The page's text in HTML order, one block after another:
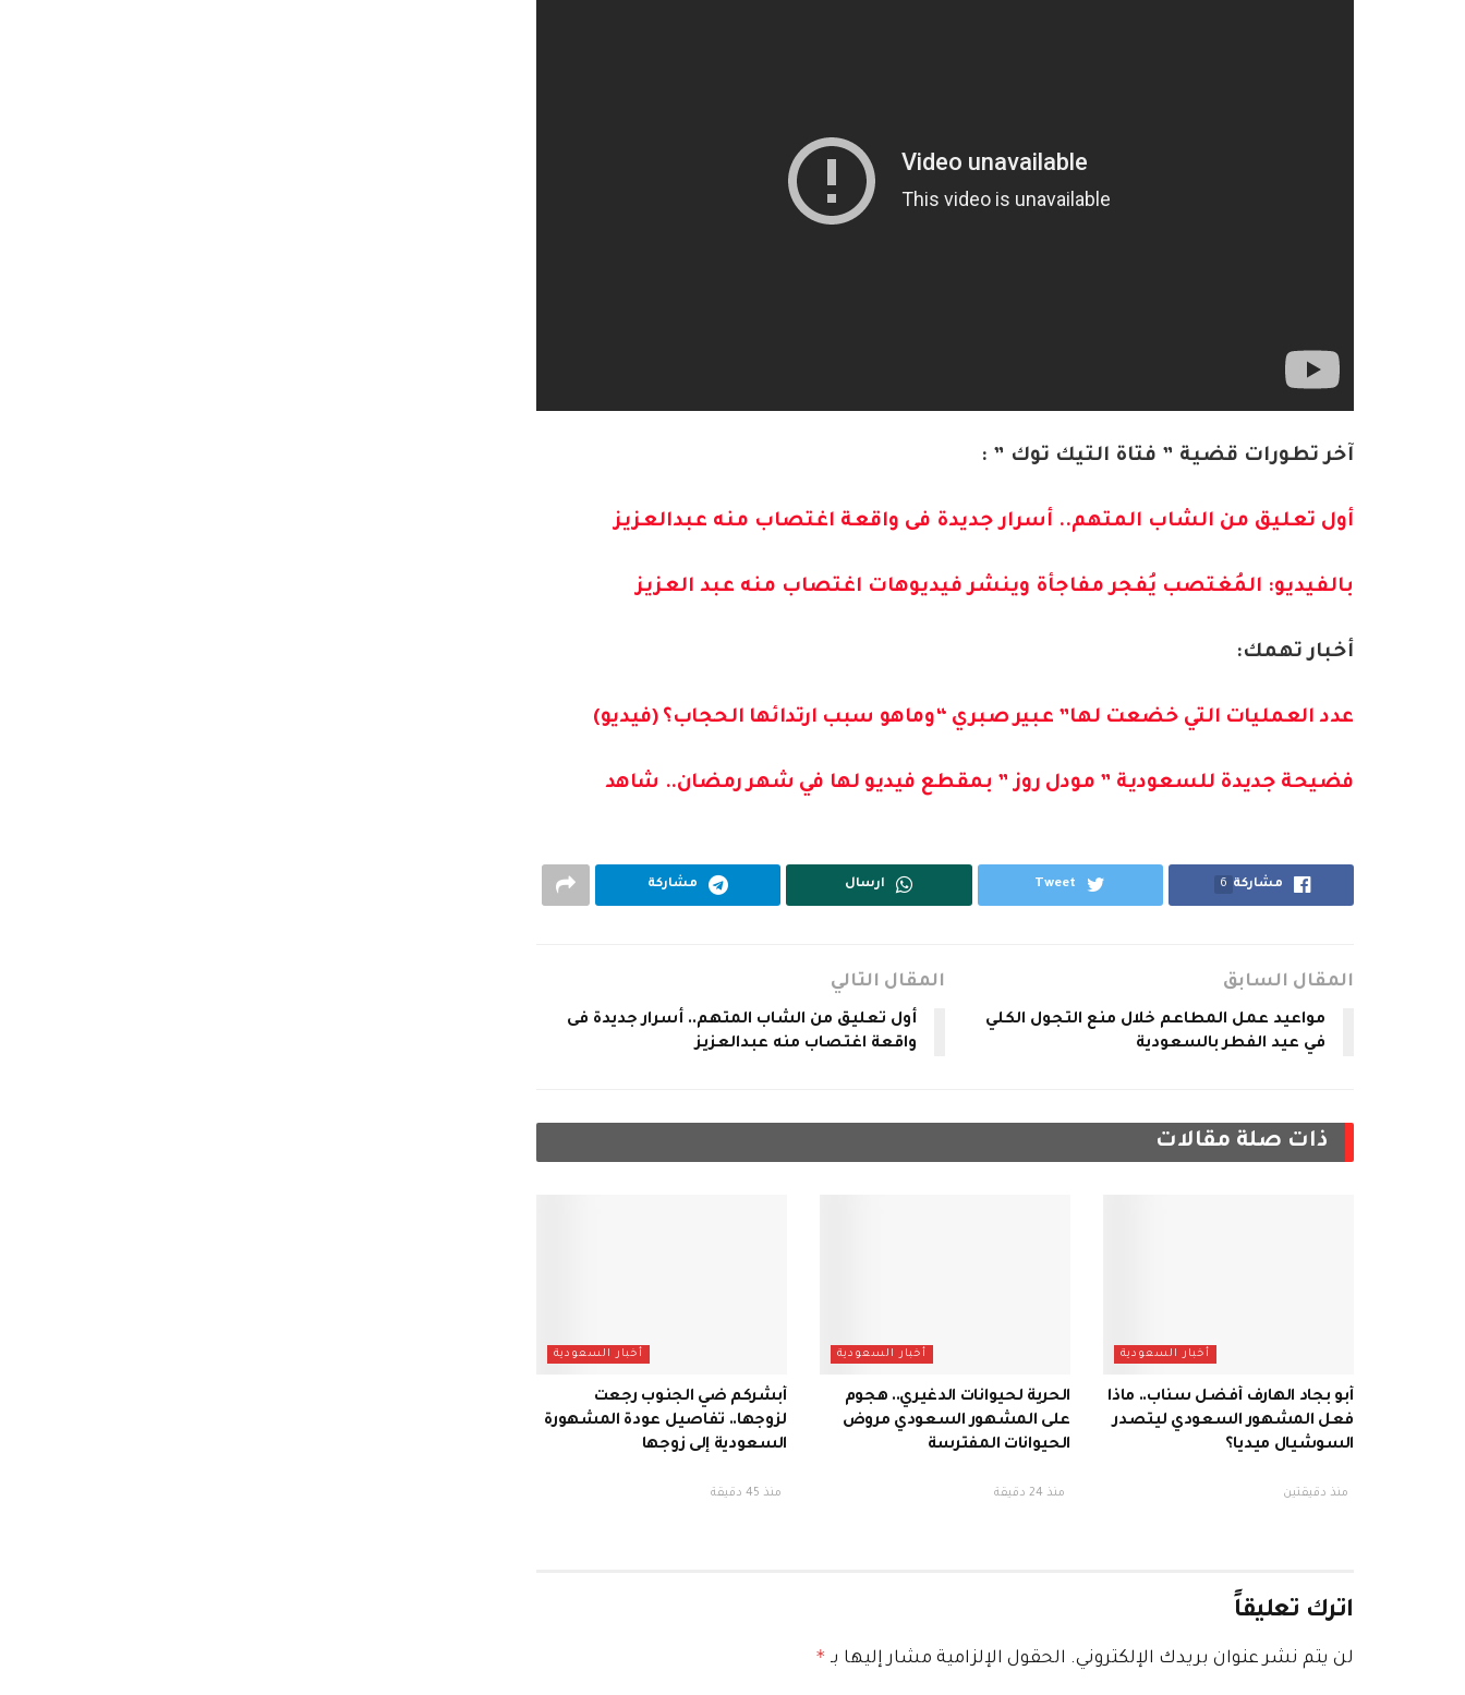
آخر تطورات قضية ” فتاة التيك توك ” :
أول تعليق من الشاب المتهم.. أسرار جديدة فى واقعة اغتصاب منه عبدالعزيز
بالفيديو: المُغتصب يُفجر مفاجأة وينشر فيديوهات اغتصاب منه عبد العزيز
أخبار تهمك:
عدد العمليات التي خضعت لها” عبير صبري “وماهو سبب ارتدائها الحجاب؟ (فيديو)
فضيحة جديدة للسعودية ” مودل روز ” بمقطع فيديو لها في شهر رمضان.. شاهد
مشاركة 6
Tweet ارسال مشاركة
المقال السابق
مواعيد عمل المطاعم خلال منع التجول الكلي
في عيد الفطر بالسعودية
المقال التالي
أول تعليق من الشاب المتهم.. أسرار جديدة فى
واقعة اغتصاب منه عبدالعزيز
ذات صلة مقالات
أخبار السعودية
أبو بجاد الهارف أفضل سناب.. ماذا
فعل المشهور السعودي ليتصدر
السوشيال ميديا؟
منذ دقيقتين
أخبار السعودية
الحرية لحيوانات الدغيري.. هجوم
على المشهور السعودي مروض
الحيوانات المفترسة
منذ 24 دقيقة
أخبار السعودية
أبشركم ضي الجنوب رجعت
لزوجها.. تفاصيل عودة المشهورة
السعودية إلى زوجها
منذ 45 دقيقة
اترك تعليقاً
لن يتم نشر عنوان بريدك الإلكتروني. الحقول الإلزامية مشار إليها بـ *